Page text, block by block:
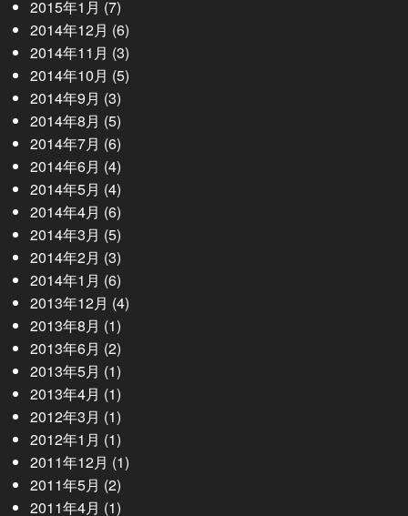
2015年1月 (7)
2014年12月 (6)
2014年11月 (3)
2014年10月 (5)
2014年9月 (3)
2014年8月 (5)
2014年7月 (6)
2014年6月 (4)
2014年5月 (4)
2014年4月 (6)
2014年3月 (5)
2014年2月 (3)
2014年1月 (6)
2013年12月 (4)
2013年8月 (1)
2013年6月 (2)
2013年5月 (1)
2013年4月 (1)
2012年3月 (1)
2012年1月 (1)
2011年12月 (1)
2011年5月 (2)
2011年4月 (1)